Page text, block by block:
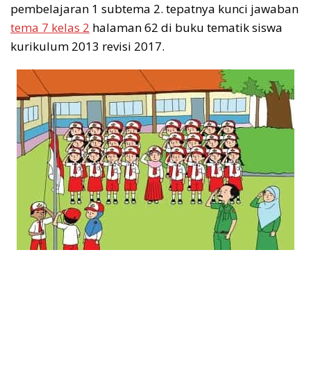
pembelajaran 1 subtema 2. tepatnya kunci jawaban
tema 7 kelas 2 halaman 62 di buku tematik siswa
kurikulum 2013 revisi 2017.